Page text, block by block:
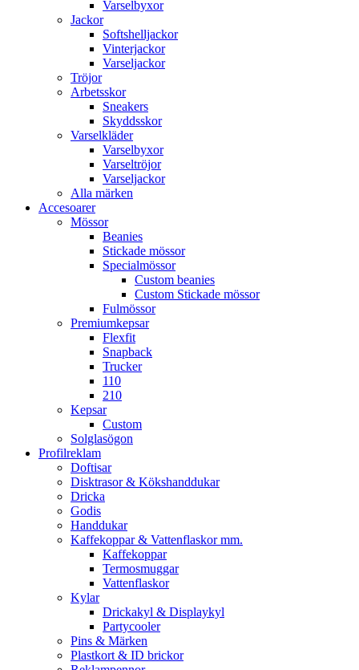
Varselbyxor
Jackor
Softshelljackor
Vinterjackor
Varseljackor
Tröjor
Arbetsskor
Sneakers
Skyddsskor
Varselkläder
Varselbyxor
Varseltröjor
Varseljackor
Alla märken
Accesoarer
Mössor
Beanies
Stickade mössor
Specialmössor
Custom beanies
Custom Stickade mössor
Fulmössor
Premiumkepsar
Flexfit
Snapback
Trucker
110
210
Kepsar
Custom
Solglasögon
Profilreklam
Doftisar
Disktrasor & Kökshanddukar
Dricka
Godis
Handdukar
Kaffekoppar & Vattenflaskor mm.
Kaffekoppar
Termosmuggar
Vattenflaskor
Kylar
Drickakyl & Displaykyl
Partycooler
Pins & Märken
Plastkort & ID brickor